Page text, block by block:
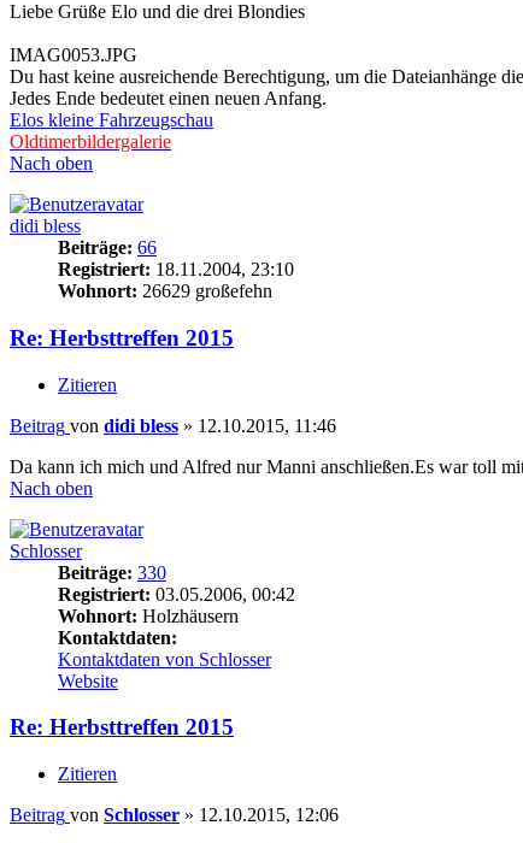
Liebe Grüße Elo und die drei Blondies
IMAG0053.JPG
Du hast keine ausreichende Berechtigung, um die Dateianhänge
Jedes Ende bedeutet einen neuen Anfang.
Elos kleine Fahrzeugschau
Oldtimerbildergalerie
Nach oben
didi bless
Beiträge: 66
Registriert: 18.11.2004, 23:10
Wohnort: 26629 großefehn
Re: Herbsttreffen 2015
Zitieren
Beitrag von didi bless » 12.10.2015, 11:46
Da kann ich mich und Alfred nur Manni anschließen.Es war toll
Nach oben
Schlosser
Beiträge: 330
Registriert: 03.05.2006, 00:42
Wohnort: Holzhäusern
Kontaktdaten:
Kontaktdaten von Schlosser
Website
Re: Herbsttreffen 2015
Zitieren
Beitrag von Schlosser » 12.10.2015, 12:06